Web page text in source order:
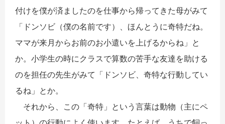
付けを僕が済ましたのを仕事から帰ってきた母がみて
「ドンソビ（僕の名前です）、ほんとうに奇特だね。
ママが来月からお前のお小遣いを上げるからね」と
か。小学生の時にクラスで算数の苦手な友達を助ける
のを担任の先生がみて「ドンソビ、奇特な行動してい
るね」とか。
それから、この「奇特」という言葉は動物（主にペ